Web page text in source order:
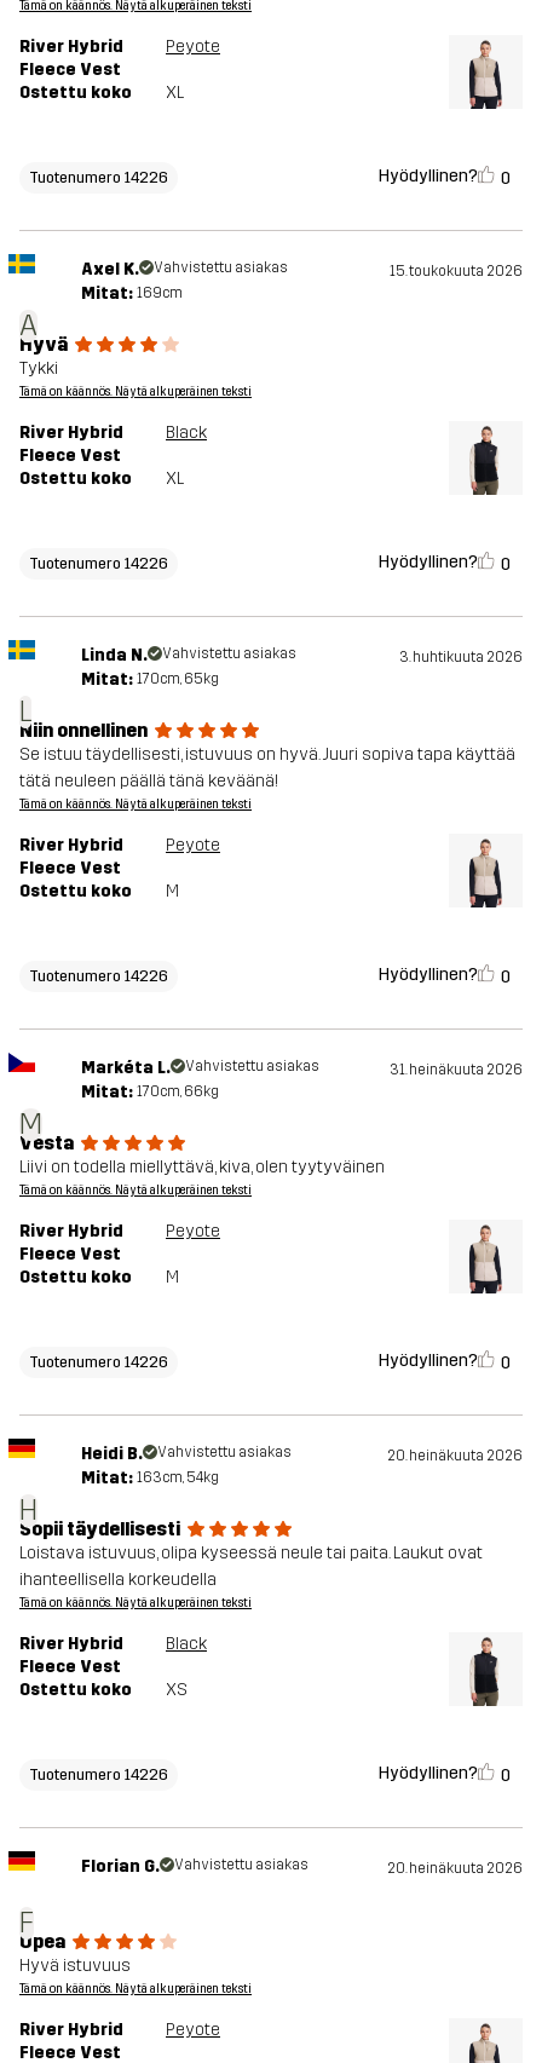
Tämä on käännös. Näytä alkuperäinen teksti
River Hybrid
Fleece Vest
Peyote
Ostettu koko XL
Tuotenumero 14226 Hyödyllinen? 0
A
Axel K. Vahvistettu asiakas 15. toukokuuta 2026
Mitat: 169cm
Hyvä
Tykki
Tämä on käännös. Näytä alkuperäinen teksti
River Hybrid
Fleece Vest
Black
Ostettu koko XL
Tuotenumero 14226 Hyödyllinen? 0
L
Linda N. Vahvistettu asiakas 3. huhtikuuta 2026
Mitat: 170cm, 65kg
Niin onnellinen
Se istuu täydellisesti, istuvuus on hyvä. Juuri sopiva tapa käyttää
tätä neuleen päällä tänä keväänä!
Tämä on käännös. Näytä alkuperäinen teksti
River Hybrid
Fleece Vest
Peyote
Ostettu koko M
Tuotenumero 14226 Hyödyllinen? 0
M
Markéta L. Vahvistettu asiakas 31. heinäkuuta 2026
Mitat: 170cm, 66kg
Vesta
Liivi on todella miellyttävä, kiva, olen tyytyväinen
Tämä on käännös. Näytä alkuperäinen teksti
River Hybrid
Fleece Vest
Peyote
Ostettu koko M
Tuotenumero 14226 Hyödyllinen? 0
H
Heidi B. Vahvistettu asiakas 20. heinäkuuta 2026
Mitat: 163cm, 54kg
Sopii täydellisesti
Loistava istuvuus, olipa kyseessä neule tai paita. Laukut ovat
ihanteellisella korkeudella
Tämä on käännös. Näytä alkuperäinen teksti
River Hybrid
Fleece Vest
Black
Ostettu koko XS
Tuotenumero 14226 Hyödyllinen? 0
F
Florian G. Vahvistettu asiakas 20. heinäkuuta 2026
Upea
Hyvä istuvuus
Tämä on käännös. Näytä alkuperäinen teksti
River Hybrid
Fleece Vest
Peyote